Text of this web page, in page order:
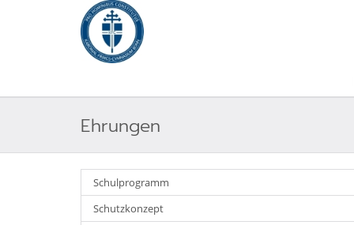
Ehrungen
Schulprogramm
Schutzkonzept